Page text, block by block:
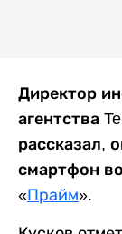
Директор
агентства
рассказал,
смартфон
«Прайм».